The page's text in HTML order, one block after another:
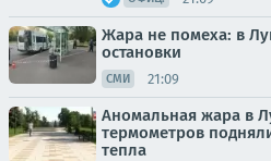
Жара не помеха: в
остановки
СМИ 21:09
Аномальная жара в
термометров
тепла